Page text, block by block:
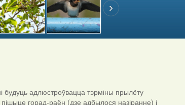
адлюстроўвацца тэрміны прылёту
пішыце горад-раён (дзе адбылося назіранне) і